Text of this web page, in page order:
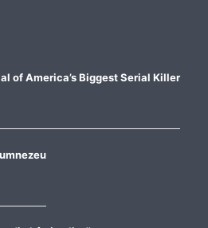
of America’s Biggest Serial Killer